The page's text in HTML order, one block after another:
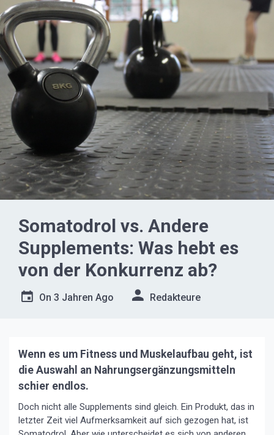
Somatodrol vs. Andere
Supplements: Was hebt es
von der Konkurrenz ab?
On 3 Jahren Ago Redakteure
Wenn es um Fitness und Muskelaufbau geht, ist
die Auswahl an Nahrungsergänzungsmitteln
schier endlos.
Doch nicht alle Supplements sind gleich. Ein Produkt, das in
letzter Zeit viel Aufmerksamkeit auf sich gezogen hat, ist